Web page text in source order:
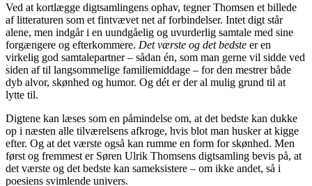
Ved at kortlægge digtsamlingens ophav, tegner Thomsen et billede
af litteraturen som et fintvævet net af forbindelser. Intet digt står
alene, men indgår i en uundgåelig og uvurderlig samtale med sine
forgængere og efterkommere. Det værste og det bedste er en
virkelig god samtalepartner – sådan én, som man gerne vil sidde ved
siden af til langsommelige familiemiddage – for den mestrer både
dyb alvor, skønhed og humor. Og dét er der al mulig grund til at
lytte til.
Digtene kan læses som en påmindelse om, at det bedste kan dukke
op i næsten alle tilværelsens afkroge, hvis blot man husker at kigge
efter. Og at det værste også kan rumme en form for skønhed. Men
først og fremmest er Søren Ulrik Thomsens digtsamling bevis på, at
det værste og det bedste kan sameksistere – om ikke andet, så i
poesiens svimlende univers.